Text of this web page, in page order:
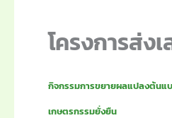
โครงการส่ง
กิจกรรมการขยายผลแปลงต้นแบ
เกษตรกรรมยั่งยืน